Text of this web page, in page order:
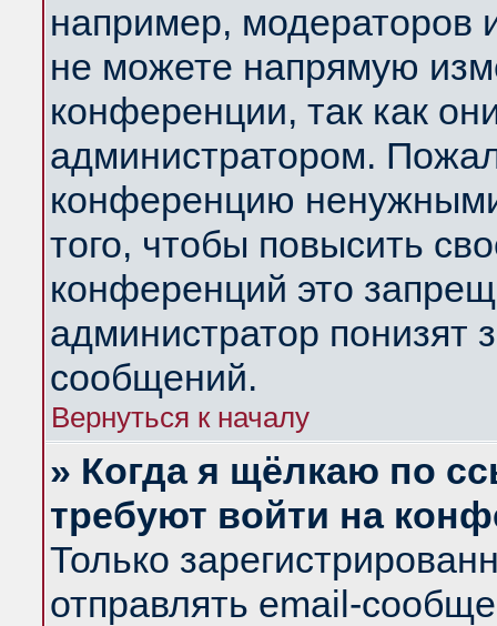
например, модераторов
не можете напрямую
конференции, так как
администратором.
конференцию
того, чтобы повысить
конференций это
администратор понизят
сообщений.
Вернуться к началу
» Когда я щёлкаю по
требуют войти на
Только
отправлять email-